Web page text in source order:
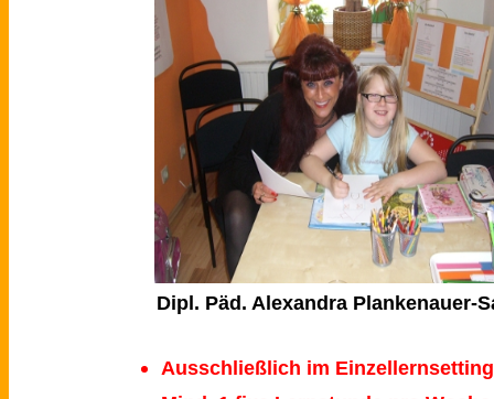
Dipl. Päd. Alexandra Plankenauer-
Ausschließlich im Einzellernsetting